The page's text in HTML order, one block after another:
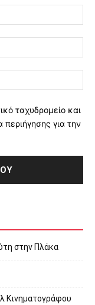
ταχυδρομείο και
για την
στην Πλάκα
Κινηματογράφου